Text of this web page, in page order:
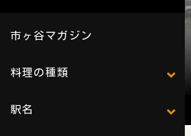
市ヶ谷マガジン
料理の種類
駅名